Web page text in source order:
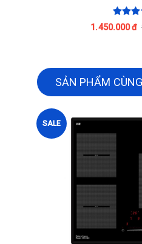
1.450.000 đ
SẢN PHẨM
SALE